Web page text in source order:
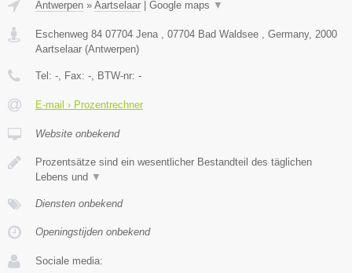
Antwerpen » Aartselaar Google maps ▼
Eschenweg 84 07704 Jena , 07704 Bad Waldsee , Germany, 2000
Aartselaar (Antwerpen)
Tel: -, Fax: -, BTW-nr: -
E-mail › Prozentrechner
Website onbekend
Prozentsätze sind ein wesentlicher Bestandteil des täglichen
Lebens und ▼
Diensten onbekend
Openingstijden onbekend
Sociale media: